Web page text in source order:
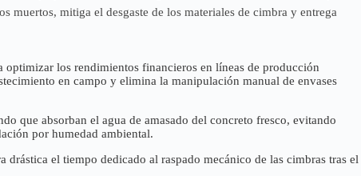
muertos, mitiga el desgaste de los materiales de cimbra y entrega
los rendimientos financieros en líneas de producción
en campo y elimina la manipulación manual de envases
que absorban el agua de amasado del concreto fresco, evitando
por humedad ambiental.
el tiempo dedicado al raspado mecánico de las cimbras tras el